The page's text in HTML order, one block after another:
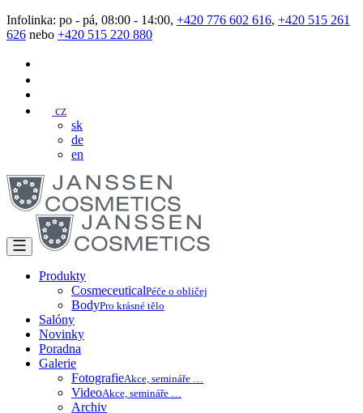
Infolinka: po - pá, 08:00 - 14:00, +420 776 602 616, +420 515 261
626 nebo +420 515 220 880
cz
sk
de
en
Produkty
CosmeceuticalPéče o obličej
BodyPro krásné tělo
Salóny
Novinky
Poradna
Galerie
FotografieAkce, semináře …
VideoAkce, semináře …
Archiv